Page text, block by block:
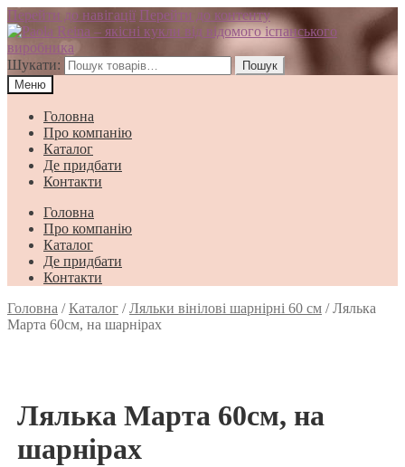
Перейти до навігації Перейти до контенту
Шукати:
Пошук
Меню
Головна
Про компанію
Каталог
Де придбати
Контакти
Головна
Про компанію
Каталог
Де придбати
Контакти
Головна /Каталог /Ляльки вінілові шарнірні 60 см /Лялька
Марта 60см, на шарнірах
Лялька Марта 60см, на
шарнірах